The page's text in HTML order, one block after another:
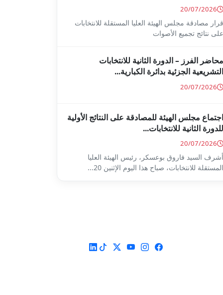
20/07/2026
قرار مصادقة مجلس الهيئة العليا المستقلة للانتخابات
على نتائج تجميع الأصوات
محاضر الفرز – الدورة الثانية للانتخابات
التشريعية الجزئية بدائرة الكبارية...
20/07/2026
اجتماع مجلس الهيئة للمصادقة على النتائج الأولية
للدورة الثانية للانتخابات...
20/07/2026
أشرف السيد فاروق بوعسكر، رئيس الهيئة العليا
المستقلة للانتخابات، صباح هذا اليوم الإثنين 20...